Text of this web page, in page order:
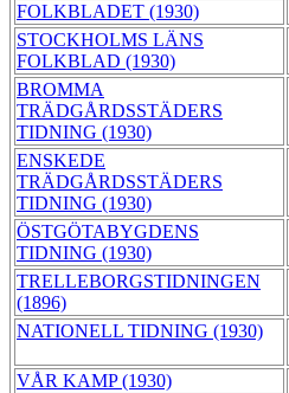
FOLKBLADET (1930)
STOCKHOLMS LÄNS
FOLKBLAD (1930)
BROMMA
TRÄDGÅRDSSTÄDERS
TIDNING (1930)
ENSKEDE
TRÄDGÅRDSSTÄDERS
TIDNING (1930)
ÖSTGÖTABYGDENS
TIDNING (1930)
TRELLEBORGSTIDNINGEN
(1896)
NATIONELL TIDNING (1930)
VÅR KAMP (1930)